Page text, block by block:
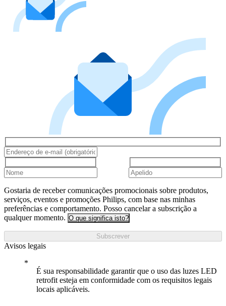
Gostaria de receber comunicações promocionais sobre produtos,
serviços, eventos e promoções Philips, com base nas minhas
preferências e comportamento. Posso cancelar a subscrição a
qualquer momento. O que significa isto?
Subscrever
Avisos legais
É sua responsabilidade garantir que o uso das luzes LED
retrofit esteja em conformidade com os requisitos legais
locais aplicáveis.